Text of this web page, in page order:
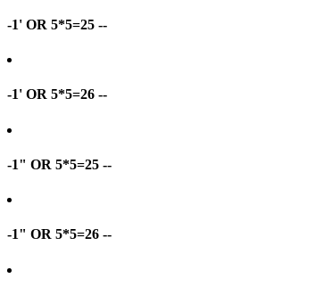
-1' OR 5*5=25 --
-1' OR 5*5=26 --
-1" OR 5*5=25 --
-1" OR 5*5=26 --